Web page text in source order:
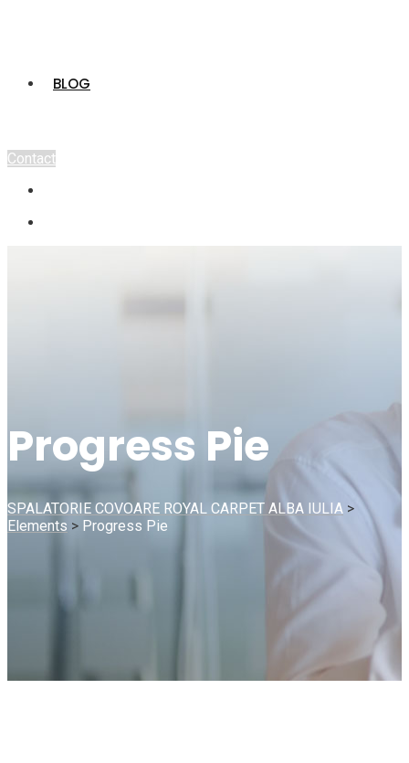
BLOG
Contact
Progress Pie
SPALATORIE COVOARE ROYAL CARPET ALBA IULIA >
Elements > Progress Pie